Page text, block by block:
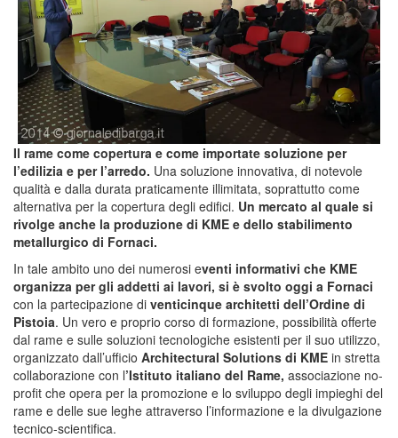
Il rame come copertura e come importate soluzione per
l’edilizia e per l’arredo. Una soluzione innovativa, di notevole
qualità e dalla durata praticamente illimitata, soprattutto come
alternativa per la copertura degli edifici. Un mercato al quale si
rivolge anche la produzione di KME e dello stabilimento
metallurgico di Fornaci.
In tale ambito uno dei numerosi eventi informativi che KME
organizza per gli addetti ai lavori, si è svolto oggi a Fornaci
con la partecipazione di venticinque architetti dell’Ordine di
Pistoia. Un vero e proprio corso di formazione, possibilità offerte
dal rame e sulle soluzioni tecnologiche esistenti per il suo utilizzo,
organizzato dall’ufficio Architectural Solutions di KME in stretta
collaborazione con l’Istituto italiano del Rame, associazione no-
profit che opera per la promozione e lo sviluppo degli impieghi del
rame e delle sue leghe attraverso l’informazione e la divulgazione
tecnico-scientifica.